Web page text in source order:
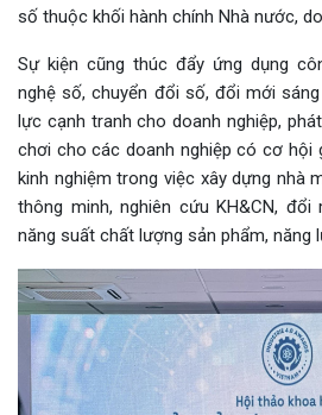
số thuộc khối hành chính Nhà nước,
Sự kiện cũng thúc đẩy ứng dụng
nghệ số, chuyển đổi số, đổi mới
lực cạnh tranh cho doanh nghiệp,
chơi cho các doanh nghiệp có cơ hội
kinh nghiệm trong việc xây dựng nhà
thông minh, nghiên cứu KH&CN,
năng suất chất lượng sản phẩm, năng